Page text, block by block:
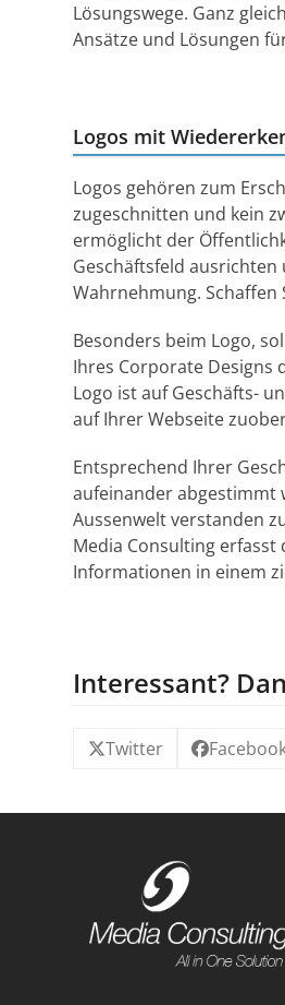
Lösungswege. Ganz
Ansätze und Lösungen
Logos mit
Logos gehören zum
zugeschnitten und kein
ermöglicht der
Geschäftsfeld
Wahrnehmung.
Besonders beim Logo,
Ihres Corporate Designs
Logo ist auf Geschäfts-
auf Ihrer Webseite
Entsprechend Ihrer
aufeinander abgestimmt
Aussenwelt verstanden
Media Consulting
Informationen in einem
Interessant?
Twitter